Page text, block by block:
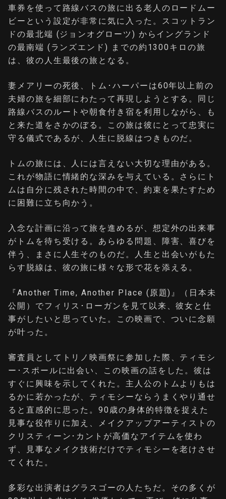
車券を使って路線バスの旅に出る老人のロードムー
ビーという設定が非常に気に入った。スコットラン
ドの最北端 (ジョンオグローツ) からイングランド
の最南端 (ランズエンド) までの約1300キロの旅
は、彼の人生最後の旅となる。
妻メアリーの死後、トム･ハーパーは60年以上前の
夫婦の旅を細部にわたって再現しようとする。同じ
路線バスのルートや朝食付き宿を利用しながら、も
と来た道をさかのぼる。この旅は彼にとって忠実に
守る儀式であるが、人生に脱線はつきものだ。
トムの旅には、人には言えない大切な理由がある。
これが物語に情緒的な深みを与えている。さらにト
ムは自分に残された時間の中で、約束を果たすため
に困難に立ち向かう。
入念な計画に沿って旅を進めるが、想定外の出来事
がトムを待ち受ける。あらゆる問題、障害、喜びを
伴う、まさに人生そのものだ。人生と出会いがもた
らす脱線は、彼の旅に様々な形で花を添える。
『Another Time, Another Place (原題)』（日本未
公開）でフィリス･ローガンを見て以来、彼女と仕
事がしたいと思っていた。この映画で、ついに念願
が叶った。
審査員としてトリノ映画祭に参加した際、ティモシ
ー･スポールに出会い、この映画の話をした。彼は
すぐに興味を示してくれた。主人公のトムよりもは
るかに若かったが、ティモシーならうまくやり通せ
ると直感的に思った。90歳の身体的特徴を捉えた
見事な役作りに加え、メイクアップアーティストの
クリスティーン･カントが高価なアイテムを使わ
ず、見事なメイク技術だけでティモシーを老けさせ
てくれた。
多彩な出演者はグラスゴーの人たちだ。その多くが